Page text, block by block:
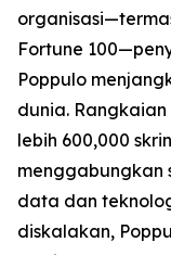
Fortune
Poppulo
dunia.
lebih 600,000
menggabungkan
data dan
diskalakan,